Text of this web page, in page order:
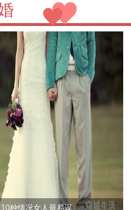
能太迁就 情场新手